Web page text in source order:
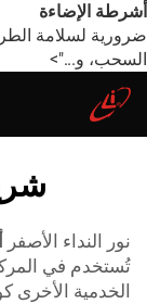
أشرطة الإضاءة
ضرورية لسلامة
السحب، و...">
نور النداء الأصفر
تُستخدم في
الخدمية الأخرى